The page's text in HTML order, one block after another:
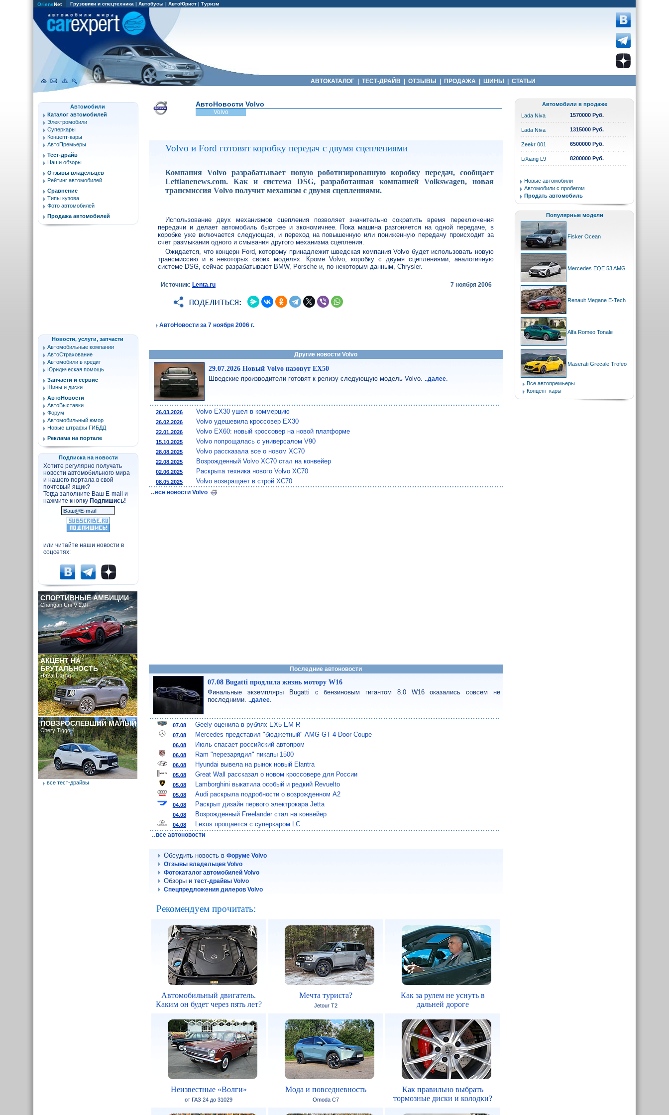
OriensNet Грузовики и спецтехника | Автобусы | АвтоЮрист | Туризм
АВТОКАТАЛОГ ТЕСТ-ДРАЙВ ОТЗЫВЫ ПРОДАЖА ШИНЫ СТАТЬИ
АвтоНовости Volvo
Volvo
Volvo и Ford готовят коробку передач с двумя сцеплениями
Компания Volvo разрабатывает новую роботизированную коробку передач, сообщает
Leftlanenews.com. Как и система DSG, разработанная компанией Volkswagen, новая
трансмиссия Volvo получит механизм с двумя сцеплениями.
Использование двух механизмов сцепления позволяет значительно сократить время переключения
передачи и делает автомобильбыстрее и экономичнее. Пока машина разгоняется на одной передаче, в
коробке уже включается следующая, и переход на повышенную или пониженную передачу происходит за
счет размыкания одного и смывания другого механизма сцепления.
Ожидается, что концерн Ford, которому принадлежит шведская компания Volvo будет использовать новую
трансмиссию и в некоторых своих моделях. Кроме Volvo, коробку с двумя сцеплениями, аналогичную
системе DSG, сейчас разрабатывают BMW, Porsche и, по некоторым данным, Chrysler.
Источник:Lenta.ru 7 ноября 2006
АвтоНовости за 7 ноября 2006 г.
Другие новости Volvo
29.07.2026 Новый Volvo назовут EX50
Шведские производители готовят к релизу следующую модель Volvo...далее
26.03.2026 Volvo EX30 ушел в коммерцию
26.02.2026 Volvo удешевила кроссовер EX30
22.01.2026 Volvo EX60: новый кроссовер на новой платформе
15.10.2025 Volvo попрощалась с универсалом V90
28.08.2025 Volvo рассказала все о новом XC70
22.08.2025 Возрожденный Volvo XC70 стал на конвейер
02.06.2025 Раскрыта техника нового Volvo XC70
08.05.2025 Volvo возвращает в строй XC70
..все новости Volvo
Последние автоновости
07.08 Bugatti продлила жизнь мотору W16
Финальные экземпляры Bugatti с бензиновым гигантом 8.0 W16 оказались совсем не
последними...далее
07.08 Geely оценила в рублях EX5 EM-R
07.08 Mercedes представил "бюджетный" AMG GT 4-Door Coupe
06.08 Июль спасает российский автопром
06.08 Ram "перезарядил" пикапы 1500
06.08 Hyundai вывела на рынок новый Elantra
05.08 Great Wall рассказал о новом кроссовере для России
05.08 Lamborghini выкатила особый и редкий Revuelto
05.08 Audi раскрыла подробности о возрожденном A2
04.08 Раскрыт дизайн первого электрокара Jetta
04.08 Возрожденный Freelander стал на конвейер
04.08
Lexus прощается с суперкаром LC
..все автоновости
Обсудить новость вФоруме Volvo
Отзывы владельцев Volvo
Фотокаталог автомобилей Volvo
Обзоры итест-драйвы Volvo
Спецпредложения дилеров Volvo
Рекомендуем прочитать:
Автомобильный двигатель.
Каким он будет через пять лет?
Мечта туриста?
Jetour T2
Как за рулем не уснуть в
дальней дороге
Неизвестные «Волги»
от ГАЗ 24 до 31029
Мода и повседневность
Omoda C7
Как правильно выбрать
тормозные диски и колодки?
Автомобили
Каталог автомобилей
Электромобили
Суперкары
Концепт-кары
АвтоПремьеры
Тест-драйв
Наши обзоры
Отзывы владельцев
Рейтинг автомобилей
Сравнение
Типы кузова
Фото автомобилей
Продажа автомобилей
Новости, услуги, запчасти
Автомобильные компании
АвтоСтрахование
Автомобили в кредит
Юридическая помощь
Запчасти и сервис
Шины и диски
АвтоНовости
АвтоВыставки
Форум
Автомобильный юмор
Новые штрафы ГИБДД
Реклама на портале
Подписка на новости
Хотите регулярно получать
новости автомобильного мира
и нашего портала в свой
почтовый ящик?
Тогда заполните Ваш E-mail и
нажмите кнопку Подпишись!
или читайте наши новости в
соцсетях:
СПОРТИВНЫЕ АМБИЦИИ
Changan Uni-V 2.0T
АКЦЕНТ НА
БРУТАЛЬНОСТЬ
Haval Dargo
ПОВЗРОСЛЕВШИЙ МАЛЫЙ
Chery Tiggo 4
все тест-драйвы
Автомобили в продаже
Lada Niva
1570000 Руб.
Lada Niva 1315000 Руб.
Zeekr 001 6500000 Руб.
LiXiang L9 8200000 Руб.
Новые автомобили
Автомобили с пробегом
Продать автомобиль
Популярные модели
Fisker Ocean
Mercedes EQE 53 AMG
Renault Megane E-Tech
Alfa Romeo Tonale
Maserati Grecale Trofeo
Все автопремьеры
Концепт-кары